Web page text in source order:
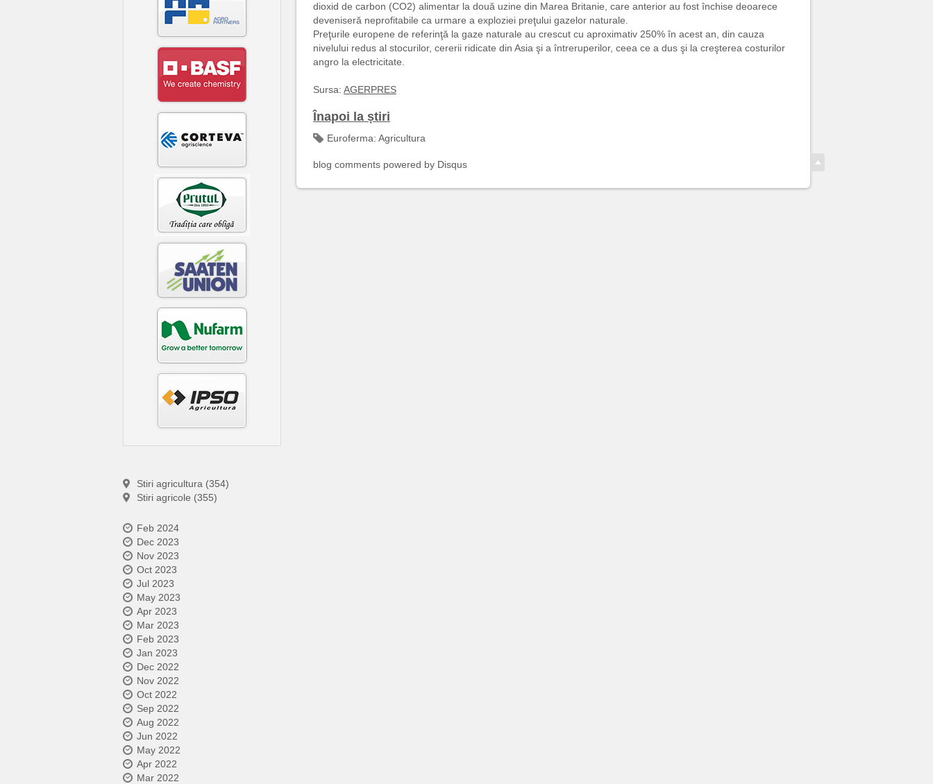
Stiri agricultura (354)
Stiri agricole (355)
Feb 2024
Dec 2023
Nov 2023
Oct 2023
Jul 2023
May 2023
Apr 2023
Mar 2023
Feb 2023
Jan 2023
Dec 2022
Nov 2022
Oct 2022
Sep 2022
Aug 2022
Jun 2022
May 2022
Apr 2022
Mar 2022
dioxid de carbon (CO2) alimentar la două uzine din Marea Britanie, care anterior au fost închise deoarece
deveniseră neprofitabile ca urmare a exploziei preţului gazelor naturale.
Preţurile europene de referinţă la gaze naturale au crescut cu aproximativ 250% în acest an, din cauza
nivelului redus al stocurilor, cererii ridicate din Asia şi a întreruperilor, ceea ce a dus şi la creşterea costurilor
angro la electricitate.
Sursa: AGERPRES
Înapoi la știri
Euroferma: Agricultura
blog comments powered by Disqus